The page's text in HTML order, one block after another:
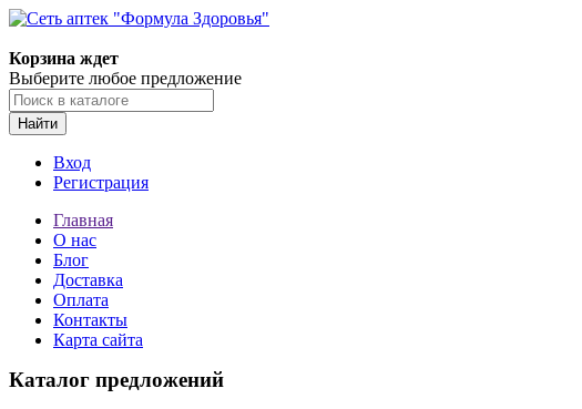
Корзина ждет
Выберите любое предложение
Найти
Вход
Регистрация
Главная
О нас
Блог
Доставка
Оплата
Контакты
Карта сайта
Каталог предложений